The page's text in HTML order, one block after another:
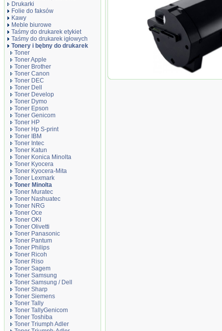
Drukarki
Folie do faksów
Kawy
Meble biurowe
Taśmy do drukarek etykiet
Taśmy do drukarek igłowych
Tonery i bębny do drukarek
Toner
Toner Apple
Toner Brother
Toner Canon
Toner DEC
Toner Dell
Toner Develop
Toner Dymo
Toner Epson
Toner Genicom
Toner HP
Toner Hp S-print
Toner IBM
Toner Intec
Toner Katun
Toner Konica Minolta
Toner Kyocera
Toner Kyocera-Mita
Toner Lexmark
Toner Minolta
Toner Muratec
Toner Nashuatec
Toner NRG
Toner Oce
Toner OKI
Toner Olivetti
Toner Panasonic
Toner Pantum
Toner Philips
Toner Ricoh
Toner Riso
Toner Sagem
Toner Samsung
Toner Samsung / Dell
Toner Sharp
Toner Siemens
Toner Tally
Toner TallyGenicom
Toner Toshiba
Toner Triumph Adler
Toner zamiennik